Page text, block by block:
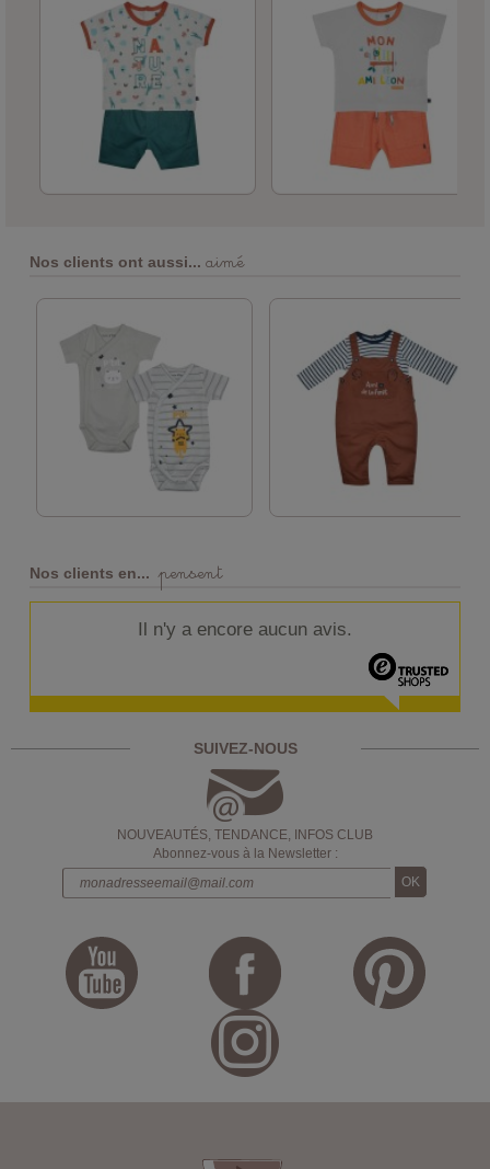
Nos clients ont aussi... aimé
Nos clients en... pensent
Il n'y a encore aucun avis.
SUIVEZ-NOUS
NOUVEAUTÉS, TENDANCE, INFOS CLUB
Abonnez-vous à la Newsletter :